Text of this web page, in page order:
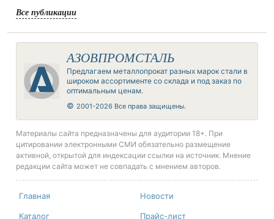
Все публикации
АЗОВПРОМСТАЛЬ
Предлагаем металлопрокат разных марок стали в
широком ассортименте со склада и под заказ по
оптимальным ценам.
© 2001-2026 Все права защищены.
Материалы сайта предназначены для аудитории 18+. При
цитировании электронными СМИ обязательно размещение
активной, открытой для индексации ссылки на источник. Мнение
редакции сайта может не совпадать с мнением авторов.
Главная Новости
Каталог Прайс-лист